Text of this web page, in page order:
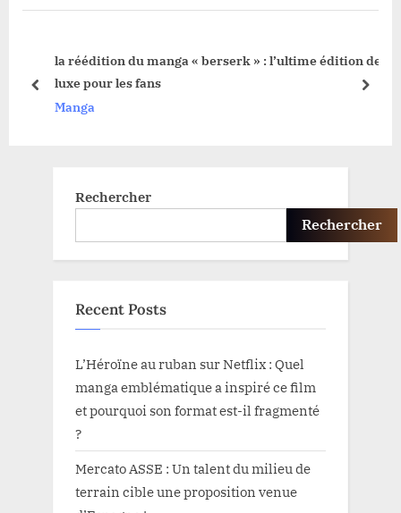
P
t
o
:
la réédition du manga « berserk » : l’ultime édition de
luxe pour les fans
Manga
prev next
Rechercher
Rechercher
Recent Posts
L’Héroïne au ruban sur Netflix : Quel
manga emblématique a inspiré ce film
et pourquoi son format est-il fragmenté
?
Mercato ASSE : Un talent du milieu de
terrain cible une proposition venue